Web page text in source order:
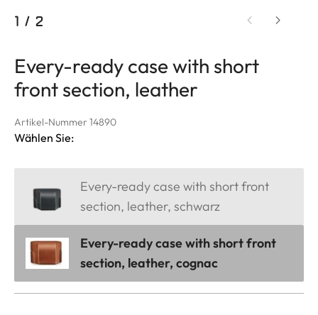
1 / 2
Every-ready case with short
front section, leather
Artikel-Nummer 14890
Wählen Sie:
Every-ready case with short front
section, leather, schwarz
Every-ready case with short front
section, leather, cognac